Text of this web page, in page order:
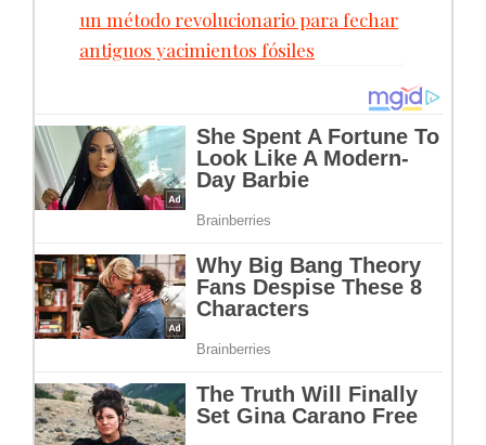
un método revolucionario para fechar
antiguos yacimientos fósiles